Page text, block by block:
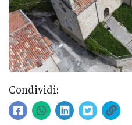
Condividi: